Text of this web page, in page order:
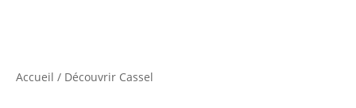
Accueil / Découvrir Cassel